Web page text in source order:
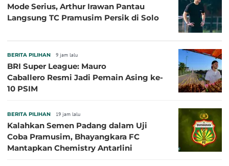
Mode Serius, Arthur Irawan Pantau
Langsung TC Pramusim Persik di Solo
BERITA PILIHAN 9 jam lalu
BRI Super League: Mauro
Caballero Resmi Jadi Pemain Asing ke-
10 PSIM
BERITA PILIHAN 19 jam lalu
Kalahkan Semen Padang dalam Uji
Coba Pramusim, Bhayangkara FC
Mantapkan Chemistry Antarlini